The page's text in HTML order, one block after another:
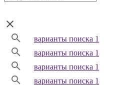
варианты поиска 1
варианты поиска 1
варианты поиска 1
варианты поиска 1